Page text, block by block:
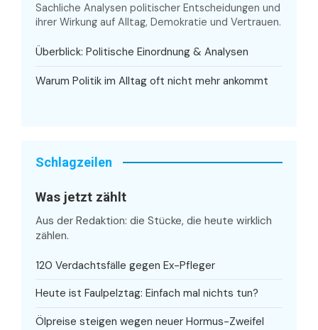
Sachliche Analysen politischer Entscheidungen und
ihrer Wirkung auf Alltag, Demokratie und Vertrauen.
Überblick: Politische Einordnung & Analysen
Warum Politik im Alltag oft nicht mehr ankommt
Schlagzeilen
Was jetzt zählt
Aus der Redaktion: die Stücke, die heute wirklich
zählen.
120 Verdachtsfälle gegen Ex-Pfleger
Heute ist Faulpelztag: Einfach mal nichts tun?
Ölpreise steigen wegen neuer Hormus-Zweifel